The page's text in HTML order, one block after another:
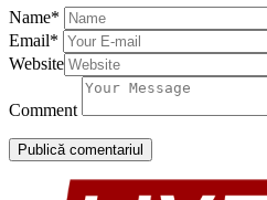
Name*
Email*
Website
Comment